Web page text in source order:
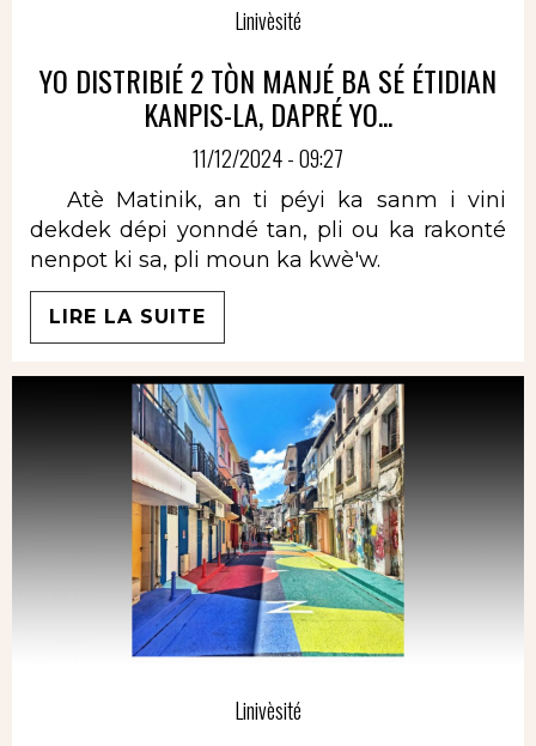
Linivèsité
YO DISTRIBIÉ 2 TÒN MANJÉ BA SÉ ÉTIDIAN
KANPIS-LA, DAPRÉ YO...
11/12/2024 - 09:27
Atè Matinik, an ti péyi ka sanm i vini
dekdek dépi yonndé tan, pli ou ka rakonté
nenpot ki sa, pli moun ka kwè'w.
LIRE LA SUITE
Linivèsité